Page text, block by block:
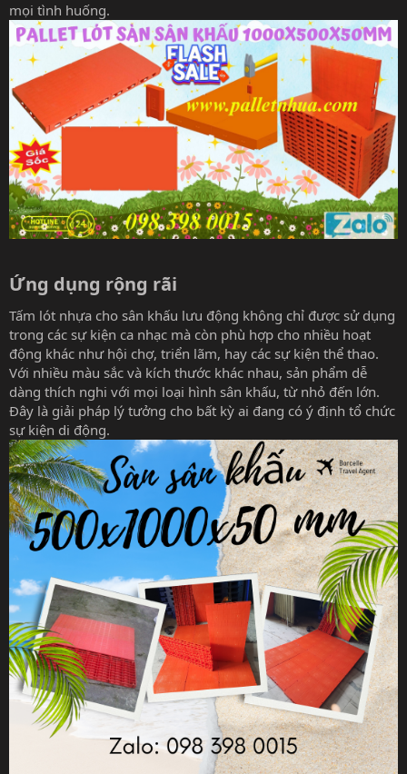
mọi tình huống.
Ứng dụng rộng rãi​
Tấm lót nhựa cho sân khấu lưu động không chỉ được sử dụng
trong các sự kiện ca nhạc mà còn phù hợp cho nhiều hoạt
động khác như hội chợ, triển lãm, hay các sự kiện thể thao.
Với nhiều màu sắc và kích thước khác nhau, sản phẩm dễ
dàng thích nghi với mọi loại hình sân khấu, từ nhỏ đến lớn.
Đây là giải pháp lý tưởng cho bất kỳ ai đang có ý định tổ chức
sự kiện di động.